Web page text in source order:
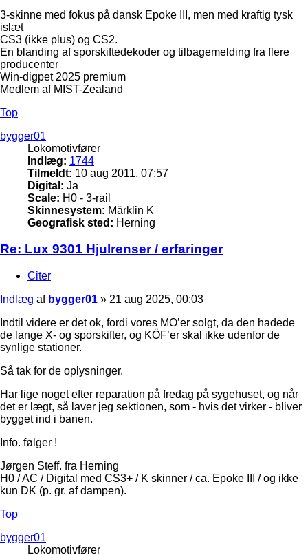
3-skinne med fokus på dansk Epoke III, men med kraftig tysk
islæt
CS3 (ikke plus) og CS2.
En blanding af sporskiftedekoder og tilbagemelding fra flere
producenter
Win-digpet 2025 premium
Medlem af MIST-Zealand
Top
bygger01
Lokomotivfører
Indlæg: 1744
Tilmeldt: 10 aug 2011, 07:57
Digital: Ja
Scale: H0 - 3-rail
Skinnesystem: Märklin K
Geografisk sted: Herning
Re: Lux 9301 Hjulrenser / erfaringer
Citer
Indlæg af bygger01 » 21 aug 2025, 00:03
Indtil videre er det ok, fordi vores MO’er solgt, da den hadede
de lange X- og sporskifter, og KÖF’er skal ikke udenfor de
synlige stationer.
Så tak for de oplysninger.
Har lige noget efter reparation på fredag på sygehuset, og når
det er lægt, så laver jeg sektionen, som - hvis det virker - bliver
bygget ind i banen.
Info. følger !
Jørgen Steff. fra Herning
H0 / AC / Digital med CS3+ / K skinner / ca. Epoke III / og ikke
kun DK (p. gr. af dampen).
Top
bygger01
Lokomotivfører